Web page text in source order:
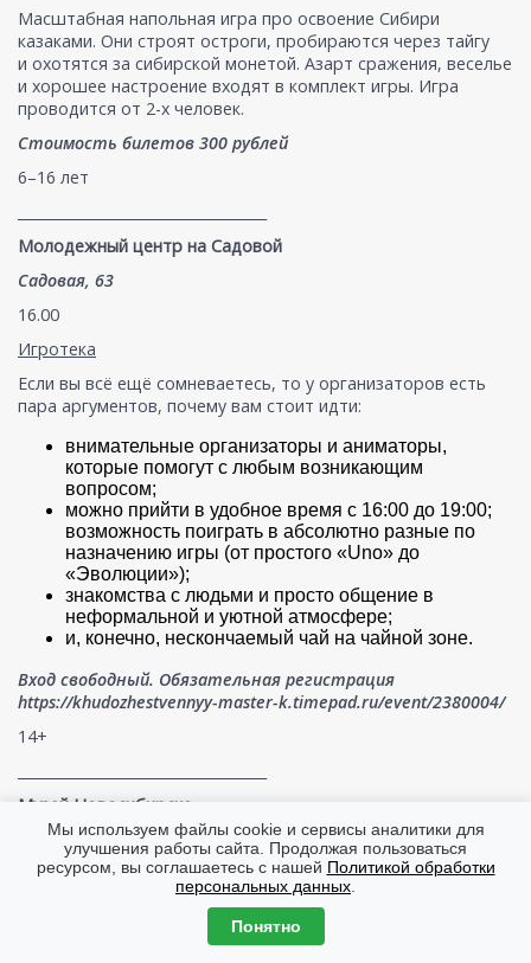
Масштабная напольная игра про освоение Сибири
казаками. Они строят остроги, пробираются через тайгу
и охотятся за сибирской монетой. Азарт сражения, веселье
и хорошее настроение входят в комплект игры. Игра
проводится от 2-х человек.
Стоимость билетов 300 рублей
6–16 лет
Молодежный центр на Садовой
Садовая, 63
16.00
Игротека
Если вы всё ещё сомневаетесь, то у организаторов есть
пара аргументов, почему вам стоит идти:
внимательные организаторы и аниматоры,
которые помогут с любым возникающим
вопросом;
можно прийти в удобное время с 16:00 до 19:00;
возможность поиграть в абсолютно разные по
назначению игры (от простого «Uno» до
«Эволюции»);
знакомства с людьми и просто общение в
неформальной и уютной атмосфере;
и, конечно, нескончаемый чай на чайной зоне.
Вход свободный. Обязательная регистрация
https://khudozhestvennyy-master-k.timepad.ru/event/2380004/
14+
Музей Новосибирска
Красный пр., 22
16.30
Гастрономическая экскурсия в «Типографию»
Вначале историк Иван Голодяев расскажет об истории
Мы используем файлы cookie и сервисы аналитики для
улучшения работы сайта. Продолжая пользоваться
ресурсом, вы соглашаетесь с нашей Политикой обработки
персональных данных
Понятно